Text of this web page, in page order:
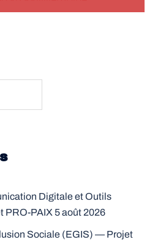
Digitale et Outils
PRO-PAIX 5 août 2026
Sociale (EGIS) — Projet